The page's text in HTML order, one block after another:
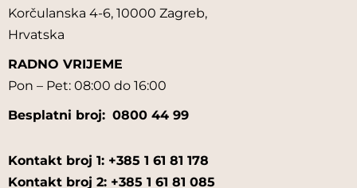
Korčulanska 4-6, 10000 Zagreb,
Hrvatska
RADNO VRIJEME
Pon – Pet: 08:00 do 16:00
Besplatni broj: 0800 44 99
Kontakt broj 1: +385 1 61 81 178
Kontakt broj 2: +385 1 61 81 085